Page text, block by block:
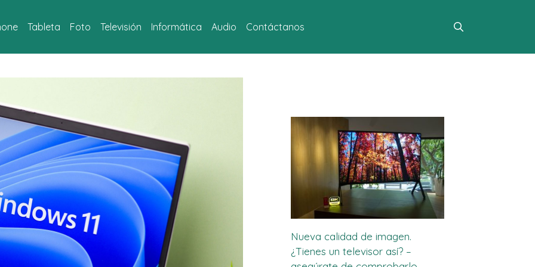
Tableta Foto Televisión Informática Audio Contáctanos
Nueva calidad de imagen.
¿Tienes un televisor así? –